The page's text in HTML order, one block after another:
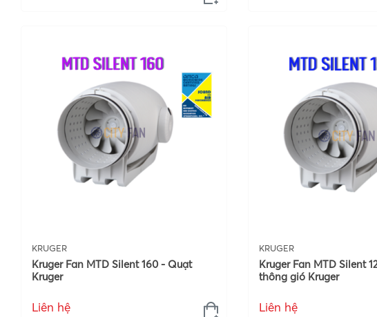
KRUGER
Kruger Fan MTD Silent 160 - Quạt
Kruger
Liên hệ
KRUGER
Kruger Fan MTD Silent
thông gió Kruger
Liên hệ